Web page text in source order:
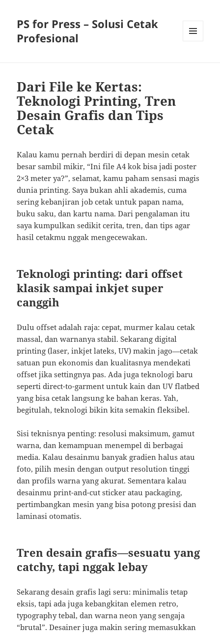
PS for Press – Solusi Cetak
Profesional
Dari File ke Kertas:
Teknologi Printing, Tren
Desain Grafis dan Tips
Cetak
Kalau kamu pernah berdiri di depan mesin cetak
besar sambil mikir, “Ini file A4 kok bisa jadi poster
2×3 meter ya?”, selamat, kamu paham sensasi magis
dunia printing. Saya bukan ahli akademis, cuma
sering kebanjiran job cetak untuk papan nama,
buku saku, dan kartu nama. Dari pengalaman itu
saya kumpulkan sedikit cerita, tren, dan tips agar
hasil cetakmu nggak mengecewakan.
Teknologi printing: dari offset
klasik sampai inkjet super
canggih
Dulu offset adalah raja: cepat, murmer kalau cetak
massal, dan warnanya stabil. Sekarang digital
printing (laser, inkjet lateks, UV) makin jago—cetak
satuan pun ekonomis dan kualitasnya mendekati
offset jika settingnya pas. Ada juga teknologi baru
seperti direct-to-garment untuk kain dan UV flatbed
yang bisa cetak langsung ke bahan keras. Yah,
begitulah, teknologi bikin kita semakin fleksibel.
Sisi teknisnya penting: resolusi maksimum, gamut
warna, dan kemampuan menempel di berbagai
media. Kalau desainmu banyak gradien halus atau
foto, pilih mesin dengan output resolution tinggi
dan profils warna yang akurat. Sementara kalau
desainmu print-and-cut sticker atau packaging,
pertimbangkan mesin yang bisa potong presisi dan
laminasi otomatis.
Tren desain grafis—sesuatu yang
catchy, tapi nggak lebay
Sekarang desain grafis lagi seru: minimalis tetap
eksis, tapi ada juga kebangkitan elemen retro,
typography tebal, dan warna neon yang sengaja
“brutal”. Desainer juga makin sering memasukkan